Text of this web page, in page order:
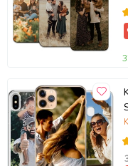
Ürün Kodu:kcm87614290